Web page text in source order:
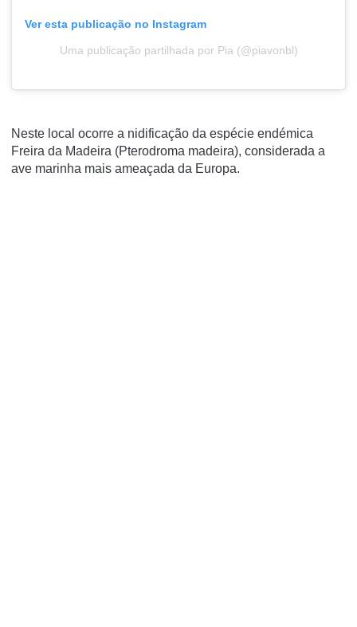
Ver esta publicação no Instagram
Uma publicação partilhada por Pia (@piavonbl)
Neste local ocorre a nidificação da espécie endémica
Freira da Madeira (Pterodroma madeira), considerada a
ave marinha mais ameaçada da Europa.